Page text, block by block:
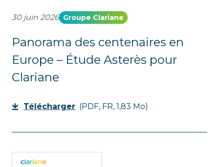
Panorama des centenaires en
Europe – Étude Asterès pour
Clariane
30 juin 2026 Groupe Clariane
Télécharger (PDF, FR, 1,83 Mo)